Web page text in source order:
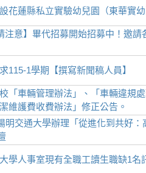
花蓮縣私立實驗幼兒園（東華實
注意】畢代招募開始招募中！邀請
115-1學期【撰寫新聞稿人員】
校「車輛管理辦法」、「車輛違規
維護費收費辦法」修正公告。
陽明交通大學辦理「從進化到共好
學人事室現有全職工讀生職缺1名